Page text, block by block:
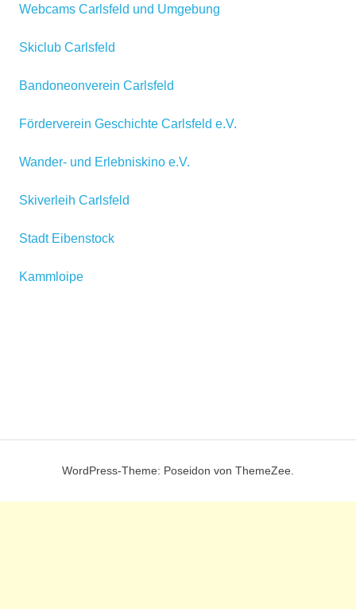
Webcams Carlsfeld und Umgebung
Skiclub Carlsfeld
Bandoneonverein Carlsfeld
Förderverein Geschichte Carlsfeld e.V.
Wander- und Erlebniskino e.V.
Skiverleih Carlsfeld
Stadt Eibenstock
Kammloipe
WordPress-Theme: Poseidon von ThemeZee.